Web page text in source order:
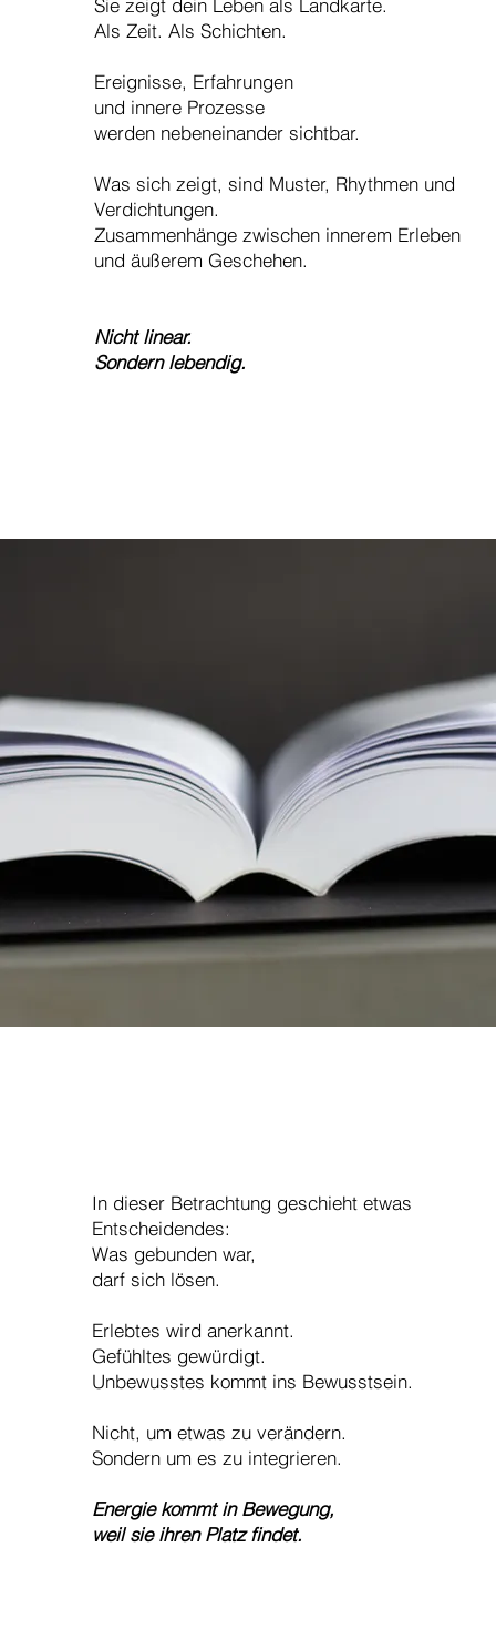
Sie zeigt dein Leben als Landkarte.
Als Zeit. Als Schichten.
Ereignisse, Erfahrungen
und innere Prozesse
werden nebeneinander sichtbar.
Was sich zeigt, sind Muster, Rhythmen und
Verdichtungen.
Zusammenhänge zwischen innerem Erleben
und äußerem Geschehen.
Nicht linear.
Sondern lebendig.
In dieser Betrachtung geschieht etwas
Entscheidendes:
Was gebunden war,
darf sich lösen.
Erlebtes wird anerkannt.
Gefühltes gewürdigt.
Unbewusstes kommt ins Bewusstsein.
Nicht, um etwas zu verändern.
Sondern um es zu integrieren.
Energie kommt in Bewegung,
weil sie ihren Platz findet.